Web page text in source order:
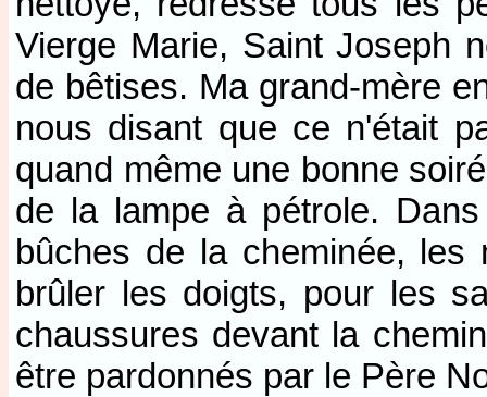
Vierge Marie, Saint Joseph
de bêtises. Ma grand-mère
nous disant que ce n'était
quand même une bonne
de la lampe à pétrole.
bûches de la cheminée,
brûler les doigts, pour les
chaussures devant la
être pardonnés par le Père